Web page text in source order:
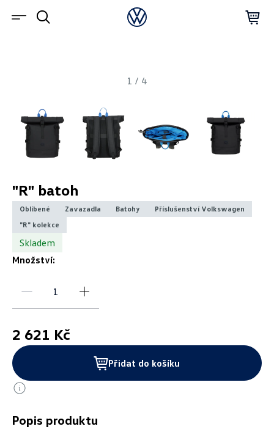
1 / 4
Popis produktu
"R" batoh
Oblíbené Zavazadla Batohy
Příslušenství Volkswagen
"R" kolekce
Skladem
Množství:
2 621 Kč
Přidat do košíku